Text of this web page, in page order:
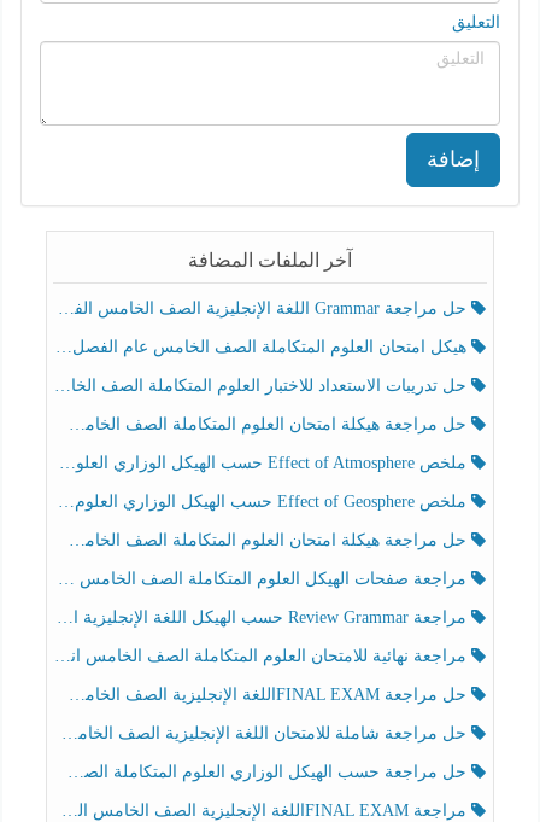
التعليق
إضافة
آخر الملفات المضافة
حل مراجعة Grammar اللغة الإنجليزية الصف الخامس الفصل الثالث
هيكل امتحان العلوم المتكاملة الصف الخامس عام الفصل الدراسي الثالث 2025-2026
حل تدريبات الاستعداد للاختبار العلوم المتكاملة الصف الخامس عام الفصل الثالث
حل مراجعة هيكلة امتحان العلوم المتكاملة الصف الخامس انسبير الفصل الثالث
ملخص Effect of Atmosphere حسب الهيكل الوزاري العلوم المتكاملة الصف الخامس انسبير الفصل الثالث
ملخص Effect of Geosphere حسب الهيكل الوزاري العلوم المتكاملة الصف الخامس انسبير الفصل الثالث
حل مراجعة هيكلة امتحان العلوم المتكاملة الصف الخامس عام الفصل الثالث
مراجعة صفحات الهيكل العلوم المتكاملة الصف الخامس انسبير الفصل الثالث
مراجعة Review Grammar حسب الهيكل اللغة الإنجليزية الصف الخامس الفصل الثالث
مراجعة نهائية للامتحان العلوم المتكاملة الصف الخامس انسبير الفصل الثالث
حل مراجعة FINAL EXAMاللغة الإنجليزية الصف الخامس الفصل الثالث
حل مراجعة شاملة للامتحان اللغة الإنجليزية الصف الخامس الفصل الثالث
حل مراجعة حسب الهيكل الوزاري العلوم المتكاملة الصف الخامس عام الفصل الثالث
مراجعة FINAL EXAMاللغة الإنجليزية الصف الخامس الفصل الثالث